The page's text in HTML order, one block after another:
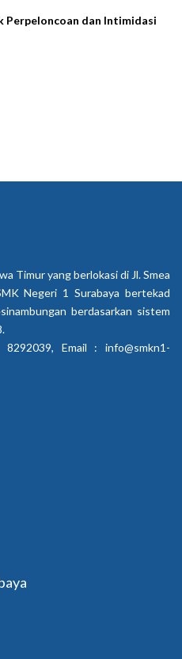
Perpeloncoan dan Intimidasi
Timur yang berlokasi di Jl. Smea
Negeri 1 Surabaya bertekad
berdasarkan sistem
8292039, Email : info@smkn1-